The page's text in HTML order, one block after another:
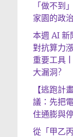
「做不到
家園的政
本週 AI 新
對抗算力
重要工具
大漏洞?
【逃跑計
議：先把
住通膨與
從「甲乙